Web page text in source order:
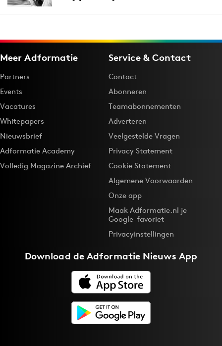
Meer Adformatie
Partners
Events
Vacatures
Whitepapers
Nieuwsbrief
Adformatie Academy
Volledig Magazine Archief
Service & Contact
Contact
Abonneren
Teamabonnementen
Adverteren
Veelgestelde Vragen
Privacy Statement
Cookie Statement
Algemene Voorwaarden
Onze app
Maak Adformatie.nl je
Google-favoriet
Privacyinstellingen
Download deAdformatie Nieuws App